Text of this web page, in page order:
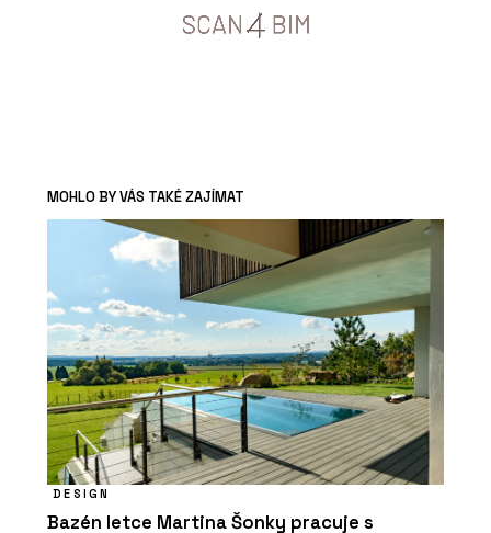
MOHLO BY VÁS TAKÉ ZAJÍMAT
DESIGN
Bazén letce Martina Šonky pracuje s